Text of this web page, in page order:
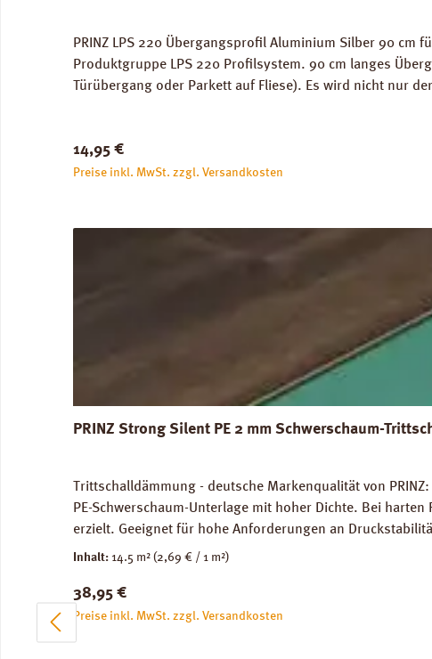
PRINZ LPS 220 Übergangsprofil Aluminium Silber 90 cm
Produktgruppe LPS 220 Profilsystem. 90 cm langes
Türübergang oder Parkett auf Fliese). Es wird nicht nur
Regulärer Preis:
14,95 €
Preise inkl. MwSt. zzgl. Versandkosten
PRINZ Strong Silent PE 2 mm Schwerschaum-
Trittschalldämmung - deutsche Markenqualität von
PE-Schwerschaum-Unterlage mit hoher Dichte. Bei
erzielt. Geeignet für hohe Anforderungen an
genutze Flächen) und im Objektbereich. Für die
unbedenklich. Verfügbare Downloads: Datenblatt PRINZ
Inhalt: 14.5 m² (2,69 € / 1 m²)
Regulärer Preis:
38,95 €
Preise inkl. MwSt. zzgl. Versandkosten